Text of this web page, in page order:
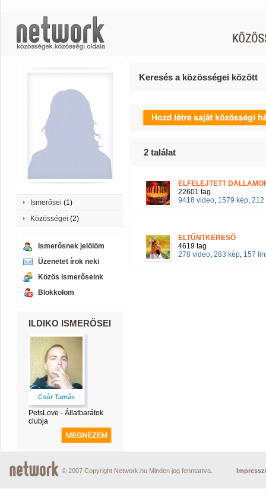
Ismerősei (1)
Közösségei (2)
Ismerősnek jelölöm
Üzenetet írok neki
Közös ismerőseink
Blokkolom
ILDIKO ISMERŐSEI
Csúr Tamás
PetsLove - Állatbarátok
clubja
Keresés a közösségei között
2 találat
ELFELEJTETT
22601 tag
9418 video, 1579 kép, 212
ELTŰNTKERESŐ
4619 tag
278 video, 283 kép, 157
© 2007 Copyright Network.hu Minden jog fenntartva.